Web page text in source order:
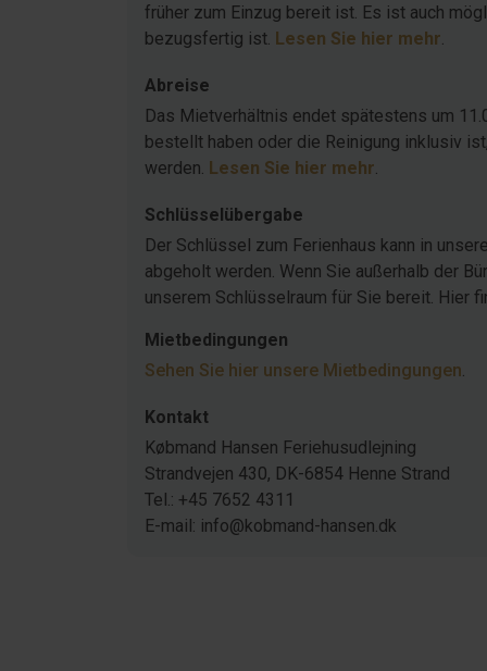
früher zum Einzug bereit ist. Es ist auch
bezugsfertig ist. Lesen Sie hier mehr.
Abreise
Das Mietverhältnis endet spätestens um
bestellt haben oder die Reinigung inklusiv
werden. Lesen Sie hier mehr.
Schlüsselübergabe
Der Schlüssel zum Ferienhaus kann in
abgeholt werden. Wenn Sie außerhalb der
unserem Schlüsselraum für Sie bereit. Hier
Mietbedingungen
Sehen Sie hier unsere Mietbedingungen.
Kontakt
Købmand Hansen Feriehusudlejning
Strandvejen 430, DK-6854 Henne Strand
Tel.: +45 7652 4311
E-mail: info@kobmand-hansen.dk